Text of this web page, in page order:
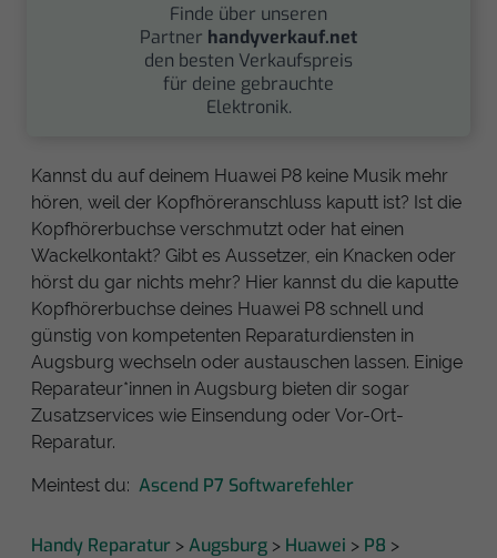
Finde über unseren
Partner handyverkauf.net
den besten Verkaufspreis
für deine gebrauchte
Elektronik.
Kannst du auf deinem Huawei P8 keine Musik mehr
hören, weil der Kopfhöreranschluss kaputt ist? Ist die
Kopfhörerbuchse verschmutzt oder hat einen
Wackelkontakt? Gibt es Aussetzer, ein Knacken oder
hörst du gar nichts mehr? Hier kannst du die kaputte
Kopfhörerbuchse deines Huawei P8 schnell und
günstig von kompetenten Reparaturdiensten in
Augsburg wechseln oder austauschen lassen. Einige
Reparateur*innen in Augsburg bieten dir sogar
Zusatzservices wie Einsendung oder Vor-Ort-
Reparatur.
Meintest du: Ascend P7 Softwarefehler
Handy Reparatur > Augsburg > Huawei > P8 >